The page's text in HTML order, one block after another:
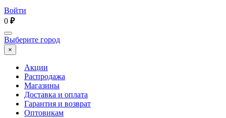
Войти
0 ₽
Выберите город
×
Акции
Распродажа
Магазины
Доставка и оплата
Гарантия и возврат
Оптовикам